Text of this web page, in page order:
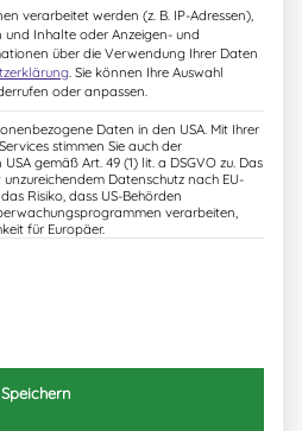
verarbeitet werden (z. B. IP-Adressen),
und Inhalte oder Anzeigen- und
über die Verwendung Ihrer Daten
. Sie können Ihre Auswahl
oder anpassen.
Daten in den USA. Mit Ihrer
stimmen Sie auch der
gemäß Art. 49 (1) lit. a DSGVO zu. Das
Datenschutz nach EU-
Risiko, dass US-Behörden
verarbeiten,
für Europäer.
Gruppen, für die eine
Speichern